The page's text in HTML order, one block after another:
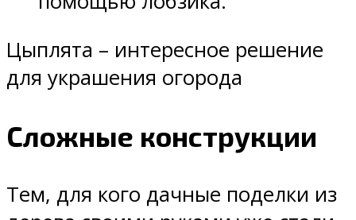
Цыплята – интересное решение
для украшения огорода
Сложные конструкции
Тем, для кого дачные поделки из